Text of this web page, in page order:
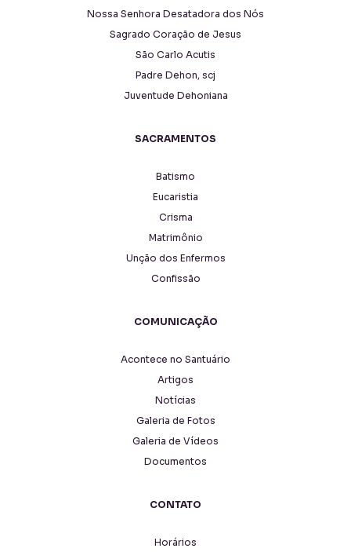
Nossa Senhora Desatadora dos Nós
Sagrado Coração de Jesus
São Carlo Acutis
Padre Dehon, scj
Juventude Dehoniana
SACRAMENTOS
Batismo
Eucaristia
Crisma
Matrimônio
Unção dos Enfermos
Confissão
COMUNICAÇÃO
Acontece no Santuário
Artigos
Notícias
Galeria de Fotos
Galeria de Vídeos
Documentos
CONTATO
Horários